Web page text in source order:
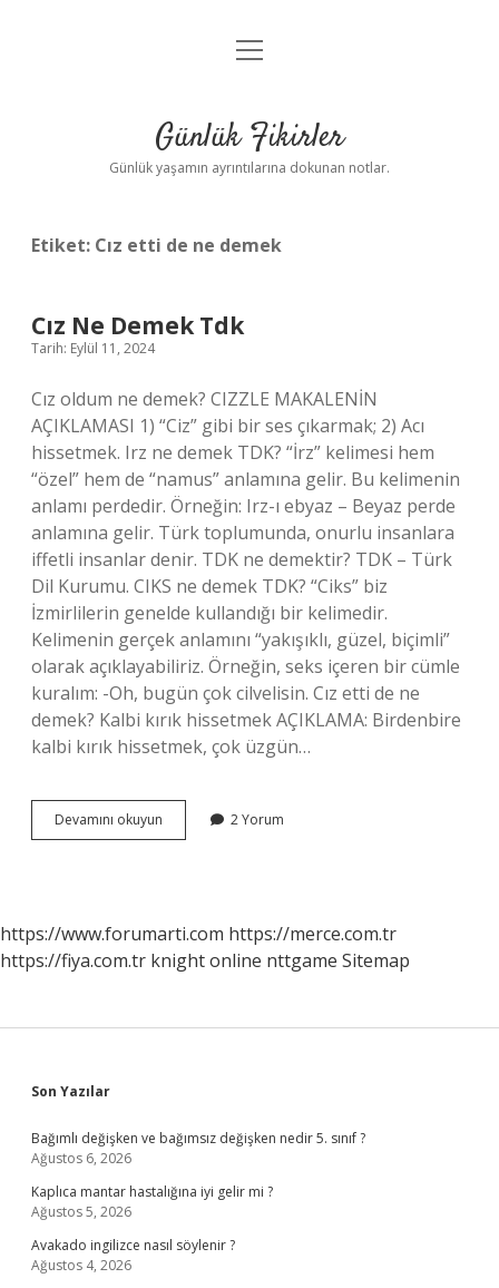
Anasayfa
Yasal Uyarı
menüyü
Günlük Fikirler
Günlük yaşamın ayrıntılarına dokunan notlar.
Etiket: Cız etti de ne demek
Cız Ne Demek Tdk
Tarih: Eylül 11, 2024
Cız oldum ne demek? CIZZLE MAKALENİN
AÇIKLAMASI 1) “Ciz” gibi bir ses çıkarmak; 2) Acı
hissetmek. Irz ne demek TDK? “İrz” kelimesi hem
“özel” hem de “namus” anlamına gelir. Bu kelimenin
anlamı perdedir. Örneğin: Irz-ı ebyaz – Beyaz perde
anlamına gelir. Türk toplumunda, onurlu insanlara
iffetli insanlar denir. TDK ne demektir? TDK – Türk
Dil Kurumu. CIKS ne demek TDK? “Ciks” biz
İzmirlilerin genelde kullandığı bir kelimedir.
Kelimenin gerçek anlamını “yakışıklı, güzel, biçimli”
olarak açıklayabiliriz. Örneğin, seks içeren bir cümle
kuralım: -Oh, bugün çok cilvelisin. Cız etti de ne
demek? Kalbi kırık hissetmek AÇIKLAMA: Birdenbire
kalbi kırık hissetmek, çok üzgün…
Devamını okuyun
Ne
2 Yorum
https://www.forumarti.com https://merce.com.tr
https://fiya.com.tr knight online nttgame Sitemap
Sidebar
Son Yazılar
Bağımlı değişken ve bağımsız değişken nedir 5. sınıf ?
Ağustos 6, 2026
Kaplıca mantar hastalığına iyi gelir mi ?
Ağustos 5, 2026
Avakado ingilizce nasıl söylenir ?
Ağustos 4, 2026